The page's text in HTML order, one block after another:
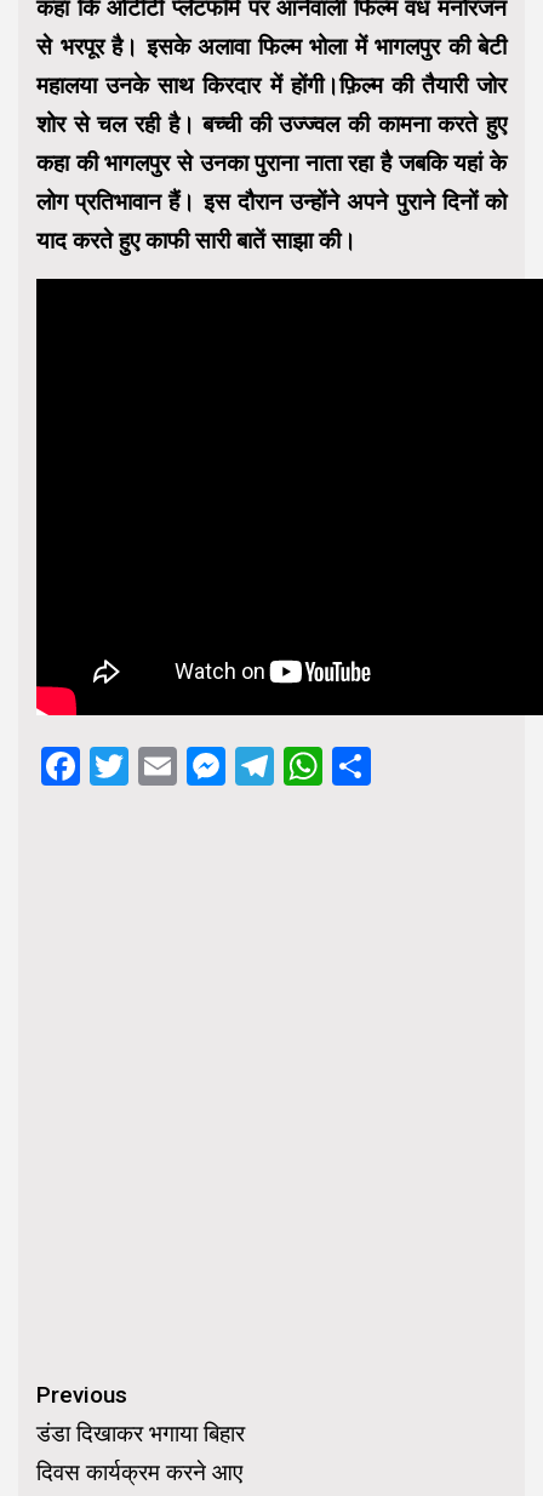
कहा कि ओटीटी प्लेटफॉर्म पर आनेवाली फिल्म वध मनोरंजन
से भरपूर है। इसके अलावा फिल्म भोला में भागलपुर की बेटी
महालया उनके साथ किरदार में होंगी।फ़िल्म की तैयारी जोर
शोर से चल रही है। बच्ची की उज्ज्वल की कामना करते हुए
कहा की भागलपुर से उनका पुराना नाता रहा है जबकि यहां के
लोग प्रतिभावान हैं। इस दौरान उन्होंने अपने पुराने दिनों को
याद करते हुए काफी सारी बातें साझा की।
Facebook
Twitter
EmailMessenger
Telegram
WhatsApp
Continue
Reading
Previous
डंडा दिखाकर भगाया बिहार
दिवस कार्यक्रम करने आए